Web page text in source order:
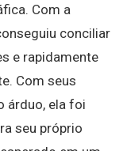
Com a
conciliar
e rapidamente
Com seus
árduo, ela foi
seu próprio